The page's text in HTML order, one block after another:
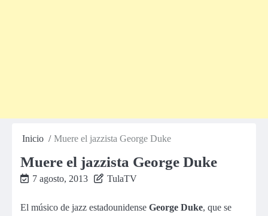
Inicio Muere el jazzista George Duke
Muere el jazzista George Duke
7 agosto, 2013 TulaTV
El músico de jazz estadounidense George Duke, que se